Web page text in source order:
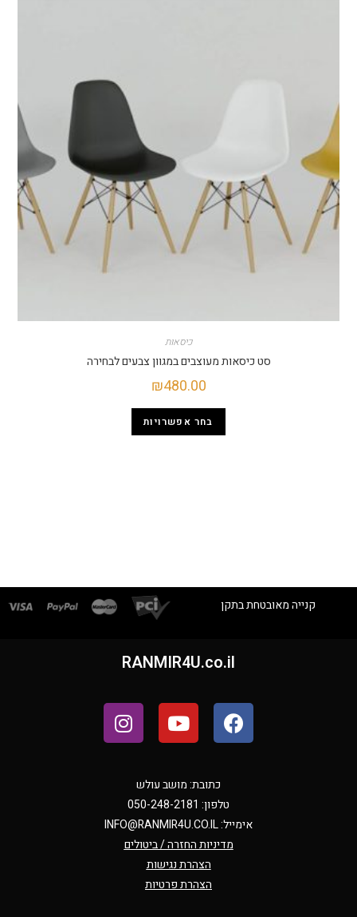
כיסאות
סט כיסאות מעוצבים במגוון צבעים לבחירה
₪480.00
בחר אפשרויות
קנייה מאובטחת בתקן
RANMIR4U.co.il
כתובת: מושב עולש
טלפון: 050-248-2181
אימייל:INFO@RANMIR4U.CO.IL
מדיניות החזרה / ביטולים
הצהרת נגישות
הצהרת פרטיות